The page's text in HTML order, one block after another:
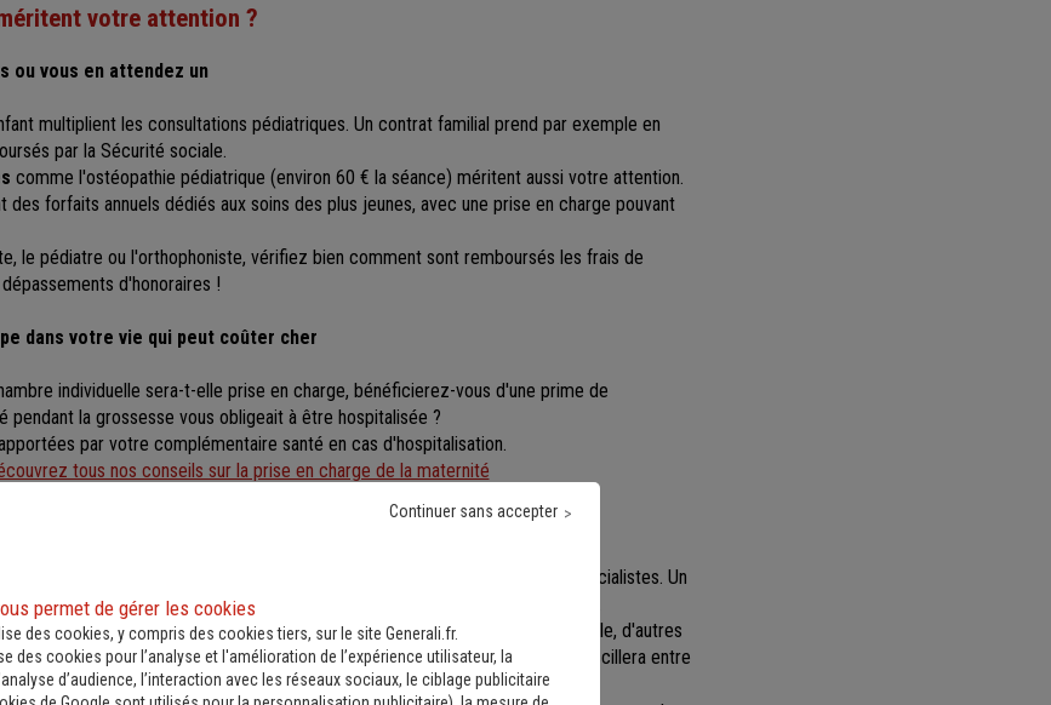
votre attention ?
ou vous en attendez un
multiplient les consultations pédiatriques. Un contrat familial prend par exemple en
par la Sécurité sociale.
comme l'ostéopathie pédiatrique (environ 60 € la séance) méritent aussi votre attention.
des forfaits annuels dédiés aux soins des plus jeunes, avec une prise en charge pouvant
le pédiatre ou l'orthophoniste, vérifiez bien comment sont remboursés les frais de
d'honoraires !
dans votre vie qui peut coûter cher
individuelle sera-t-elle prise en charge, bénéficierez-vous d'une prime de
pendant la grossesse vous obligeait à être hospitalisée ?
par votre complémentaire santé en cas d'hospitalisation.
tous nos conseils sur la prise en charge de la maternité
représentent un poste de dépense substantiel, notamment chez les spécialistes. Un
en moyenne 80 € la consultation, soit 57 € au-delà du tarif conventionnel.
les contrats : certains remboursent jusqu'à 200 % du tarif de la Sécurité sociale, d'autres
parlant : pour une opération de la cataracte à 800 €, votre reste à charge oscillera entre
de garantie.
permet de gérer les cookies
des cookies, y compris des cookies tiers, sur le site Generali.fr.
des cookies pour l’analyse et l'amélioration de l’expérience utilisateur, la
d’audience, l’interaction avec les réseaux sociaux, le ciblage publicitaire
Continuer sans accepter